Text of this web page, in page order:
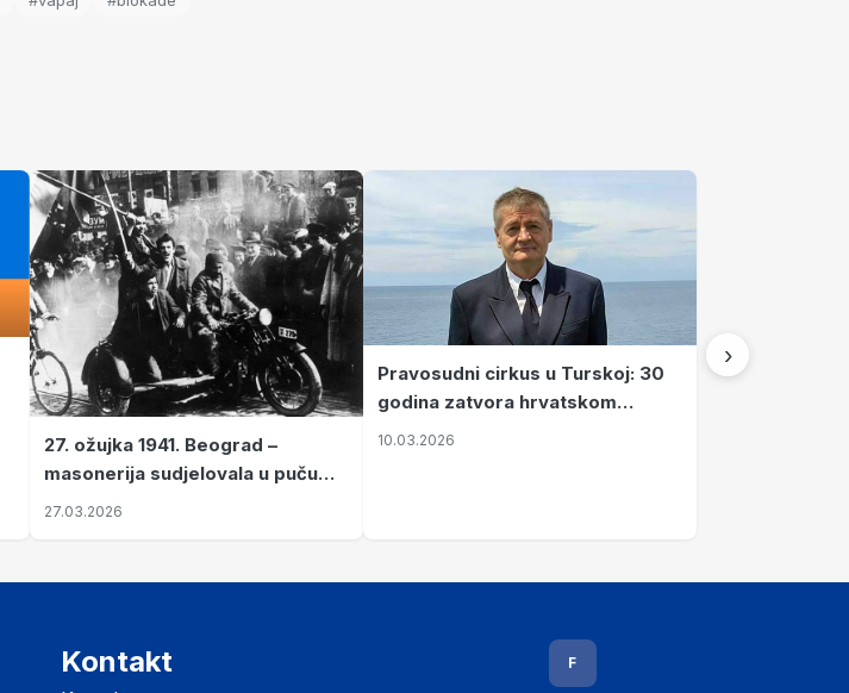
27. ožujka 1941. Beograd –
masonerija sudjelovala u puču
koji je Jugoslaviju odveo u krvavi
27.03.2026
Pravosudni cirkus u Turskoj: 30
godina zatvora hrvatskom
kapetanu kojeg su sami pustili
10.03.2026
›
Kontakt F